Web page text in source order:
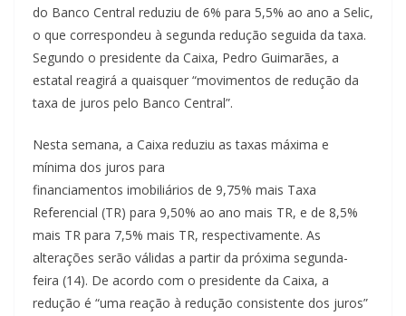
do Banco Central reduziu de 6% para 5,5% ao ano a Selic,
o que correspondeu à segunda redução seguida da taxa.
Segundo o presidente da Caixa, Pedro Guimarães, a
estatal reagirá a quaisquer “movimentos de redução da
taxa de juros pelo Banco Central”.
Nesta semana, a Caixa reduziu as taxas máxima e
mínima dos juros para
financiamentos imobiliários de 9,75% mais Taxa
Referencial (TR) para 9,50% ao ano mais TR, e de 8,5%
mais TR para 7,5% mais TR, respectivamente. As
alterações serão válidas a partir da próxima segunda-
feira (14). De acordo com o presidente da Caixa, a
redução é “uma reação à redução consistente dos juros”